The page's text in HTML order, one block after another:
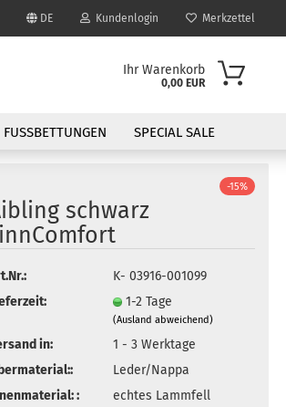
DE Kundenlogin Merkzettel
Ihr Warenkorb
0,00 EUR
FUSSBETTUNGEN SPECIAL SALE
-15%
schwarz
K- 03916-001099
1-2 Tage
(Ausland abweichend)
in:
1 - 3 Werktage
Leder/Nappa
:
echtes Lammfell